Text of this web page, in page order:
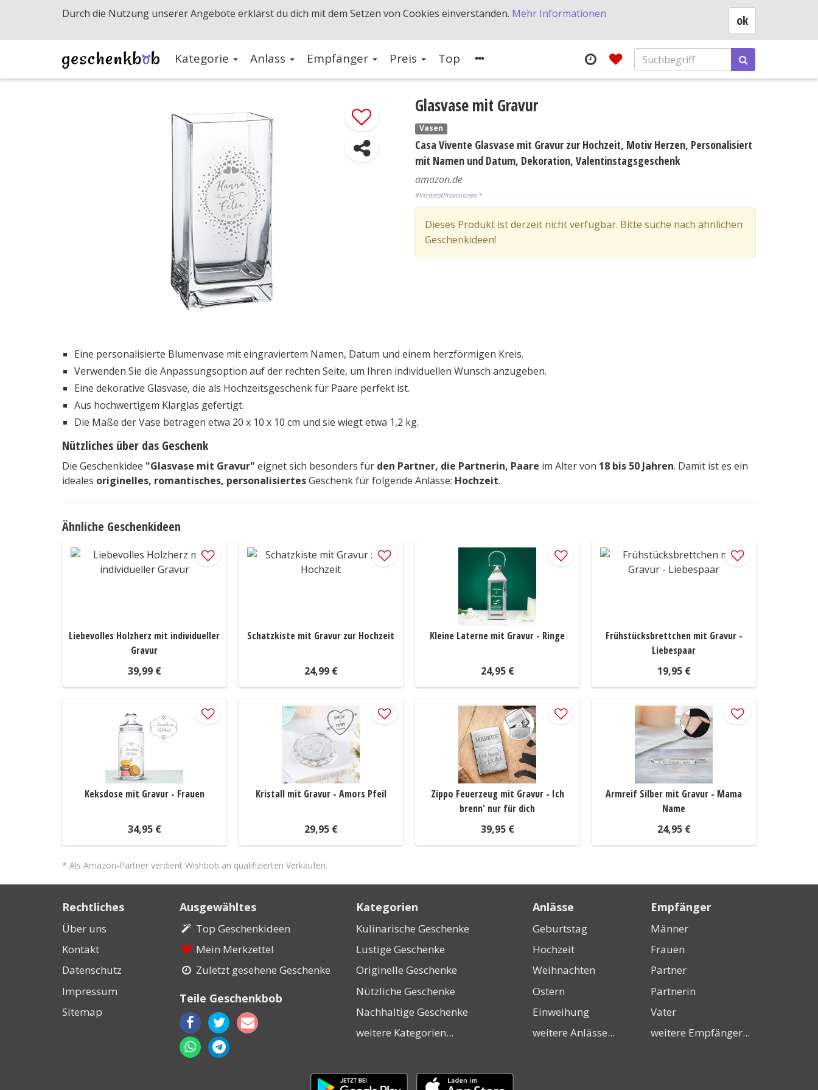
Kategorie Anlass Empfänger Preis Top
Glasvase mit Gravur
Vasen
Casa Vivente Glasvase mit Gravur zur Hochzeit, Motiv Herzen, Personalisiert
mit Namen und Datum, Dekoration, Valentinstagsgeschenk
amazon.de
#VerdientProvisionen *
Dieses Produkt ist derzeit nicht verfügbar. Bitte suche nach ähnlichen
Geschenkideen!
Eine personalisierte Blumenvase mit eingraviertem Namen, Datum und einem herzförmigen Kreis.
Verwenden Sie die Anpassungsoption auf der rechten Seite, um Ihren individuellen Wunsch anzugeben.
Eine dekorative Glasvase, die als Hochzeitsgeschenk für Paare perfekt ist.
Aus hochwertigem Klarglas gefertigt.
Die Maße der Vase betragen etwa 20 x 10 x 10 cm und sie wiegt etwa 1,2 kg.
Nützliches über das Geschenk
Die Geschenkidee "Glasvase mit Gravur" eignet sich besonders für den Partner, die Partnerin, Paare im Alter von 18 bis 50 Jahren. Damit ist es ein
ideales originelles, romantisches, personalisiertesGeschenk für folgende Anlässe: Hochzeit.
Ähnliche Geschenkideen
Liebevolles Holzherz mit individueller
Gravur
39,99 €
Schatzkiste mit Gravur zur Hochzeit
24,99 €
Kleine Laterne mit Gravur - Ringe
24,95 €
Frühstücksbrettchen mit Gravur -
Liebespaar
19,95 €
Keksdose mit Gravur - Frauen
34,95 €
Kristall mit Gravur - Amors Pfeil
29,95 €
Zippo Feuerzeug mit Gravur - Ich
brenn' nur für dich
39,95 €
Armreif Silber mit Gravur - Mama
Name
24,95 €
* Als Amazon-Partner verdient Wishbob an qualifizierten Verkäufen.
Rechtliches
Über uns
Kontakt
Datenschutz
Impressum
Sitemap
Ausgewähltes
Top Geschenkideen
Mein Merkzettel
Zuletzt gesehene Geschenke
Teile Geschenkbob
Kategorien
Kulinarische Geschenke
Lustige Geschenke
Originelle Geschenke
Nützliche Geschenke
Nachhaltige Geschenke
weitere Kategorien...
Anlässe
Geburtstag
Hochzeit
Weihnachten
Ostern
Einweihung
weitere Anlässe...
Empfänger
Männer
Frauen
Partner
Partnerin
Vater
weitere Empfänger...
Laden
Laden
ok
Durch die Nutzung unserer Angebote erklärst du dich mit dem Setzen von Cookies einverstanden. Mehr Informationen